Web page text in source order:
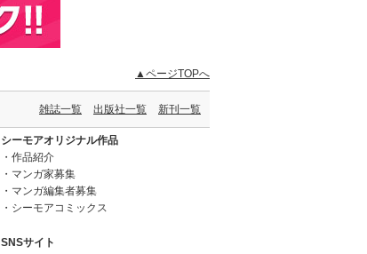
▲ページTOPへ
雑誌一覧 出版社一覧 新刊一覧
シーモアオリジナル作品
作品紹介
マンガ家募集
マンガ編集者募集
シーモアコミックス
SNSサイト